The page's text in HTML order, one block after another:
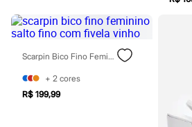
Boca Rosa
Bruna Tavares
Ciclo
Fran by Franciny Ehlke
Jean Paul Gaultier
Lancôme
Scarpin Bico Fino Feminino Salto Fino Com Fivela Vinho
+ 2 cores
R$ 199,99